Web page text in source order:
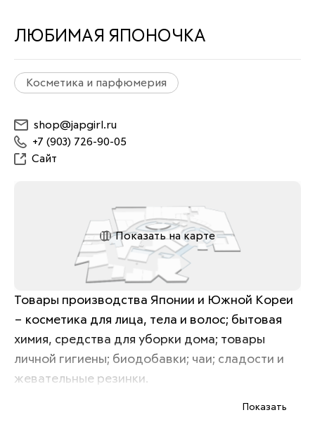
ЛЮБИМАЯ ЯПОНОЧКА
Косметика и парфюмерия
shop@japgirl.ru
+7 (903) 726-90-05
Сайт
Показать на карте
Товары производства Японии и Южной Кореи
– косметика для лица, тела и волос; бытовая
химия, средства для уборки дома; товары
личной гигиены; биодобавки; чаи; сладости и
жевательные резинки.
Показать